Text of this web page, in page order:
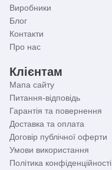
Виробники
Блог
Контакти
Про нас
Клієнтам
Мапа сайту
Питання-відповідь
Гарантія та повернення
Доставка та оплата
Договір публічної оферти
Умови використання
Політика конфіденційності